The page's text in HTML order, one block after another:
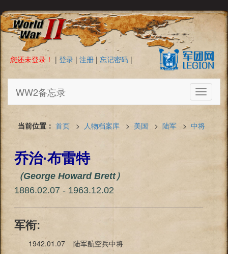
您还未登录！ | 登录 | 注册 | 忘记密码 |
Toggle
WW2备忘录
当前位置： 首页 > 人物档案库 > 美国 > 陆军 > 中将
乔治·布雷特
（George Howard Brett）
1886.02.07 - 1963.12.02
军衔:
1942.01.07 陆军航空兵中将